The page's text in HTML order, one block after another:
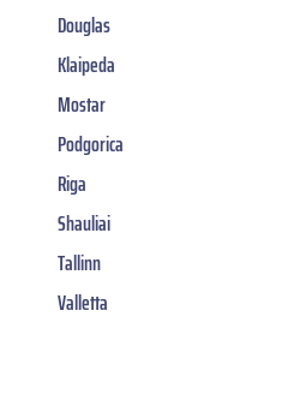
Douglas
Klaipeda
Mostar
Podgorica
Riga
Shauliai
Tallinn
Valletta